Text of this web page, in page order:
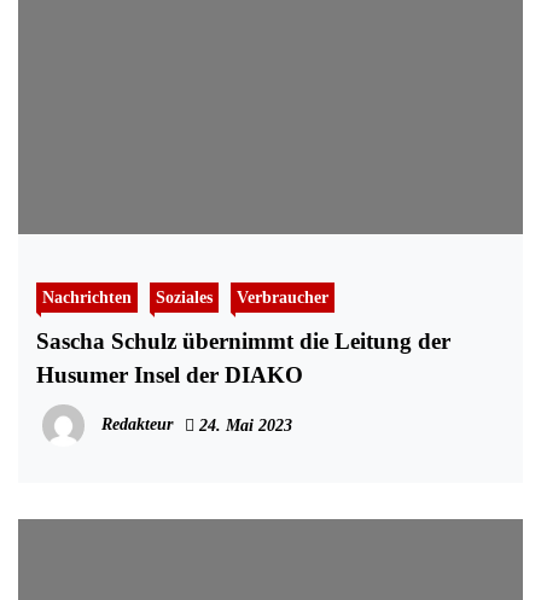
Nachrichten Soziales Verbraucher
Sascha Schulz übernimmt die Leitung der
Husumer Insel der DIAKO
Redakteur 24. Mai 2023